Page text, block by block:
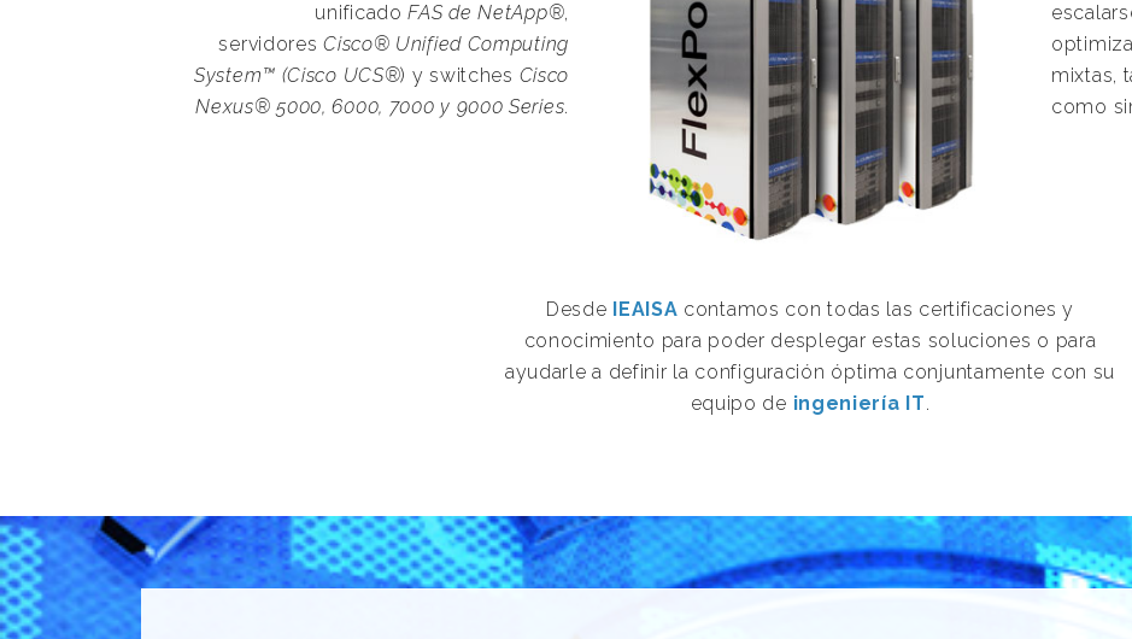
unificadoFAS de NetApp®,
servidoresCisco® Unified Computing
System™ (Cisco UCS®) y switches Cisco
Nexus® 5000, 6000, 7000 y 9000 Series.
mixtas,
como
Desde IEAISA contamos con todas las certificaciones y
conocimiento para poder desplegar estas soluciones o para
ayudarle a definir la configuración óptima conjuntamente con su
equipo de ingeniería IT.